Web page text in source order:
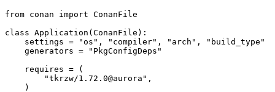
from conan import ConanFile
class Application ( ConanFile ):
    settings =
"os" , "compiler" , "arch" ,
"build_type"
    generators =
"PkgConfigDeps"
    requires = (
"tkrzw/1.72.0@aurora" ,